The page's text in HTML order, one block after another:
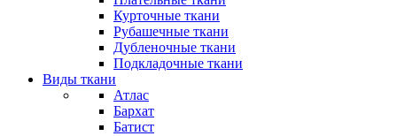
Курточные ткани
Рубашечные ткани
Дубленочные ткани
Подкладочные ткани
Виды ткани
Атлас
Бархат
Батист